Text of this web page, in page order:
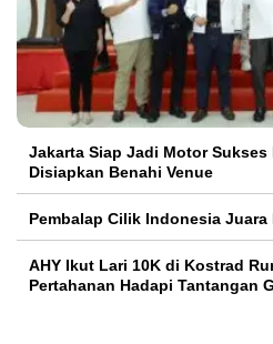
Jakarta Siap Jadi Motor Sukses
Disiapkan Benahi Venue
Pembalap Cilik Indonesia
AHY Ikut Lari 10K di Kostrad
Pertahanan Hadapi Tantangan